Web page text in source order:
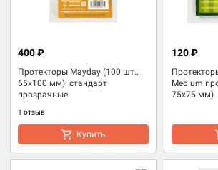
Протекторы Mayday (100 шт.,
65x100 мм): стандарт
прозрачные
1 отзыв
400 ₽
Купить
Medium
75x75 мм)
120 ₽